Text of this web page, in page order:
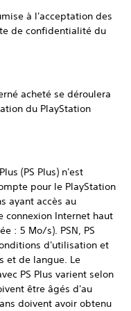
à l'acceptation des
de confidentialité du
acheté se déroulera
du PlayStation
(PS Plus) n'est
pour le PlayStation
ayant accès au
connexion Internet haut
: 5 Mo/s). PSN, PS
d'utilisation et
et de langue. Le
PS Plus varient selon
être âgés d'au
doivent avoir obtenu